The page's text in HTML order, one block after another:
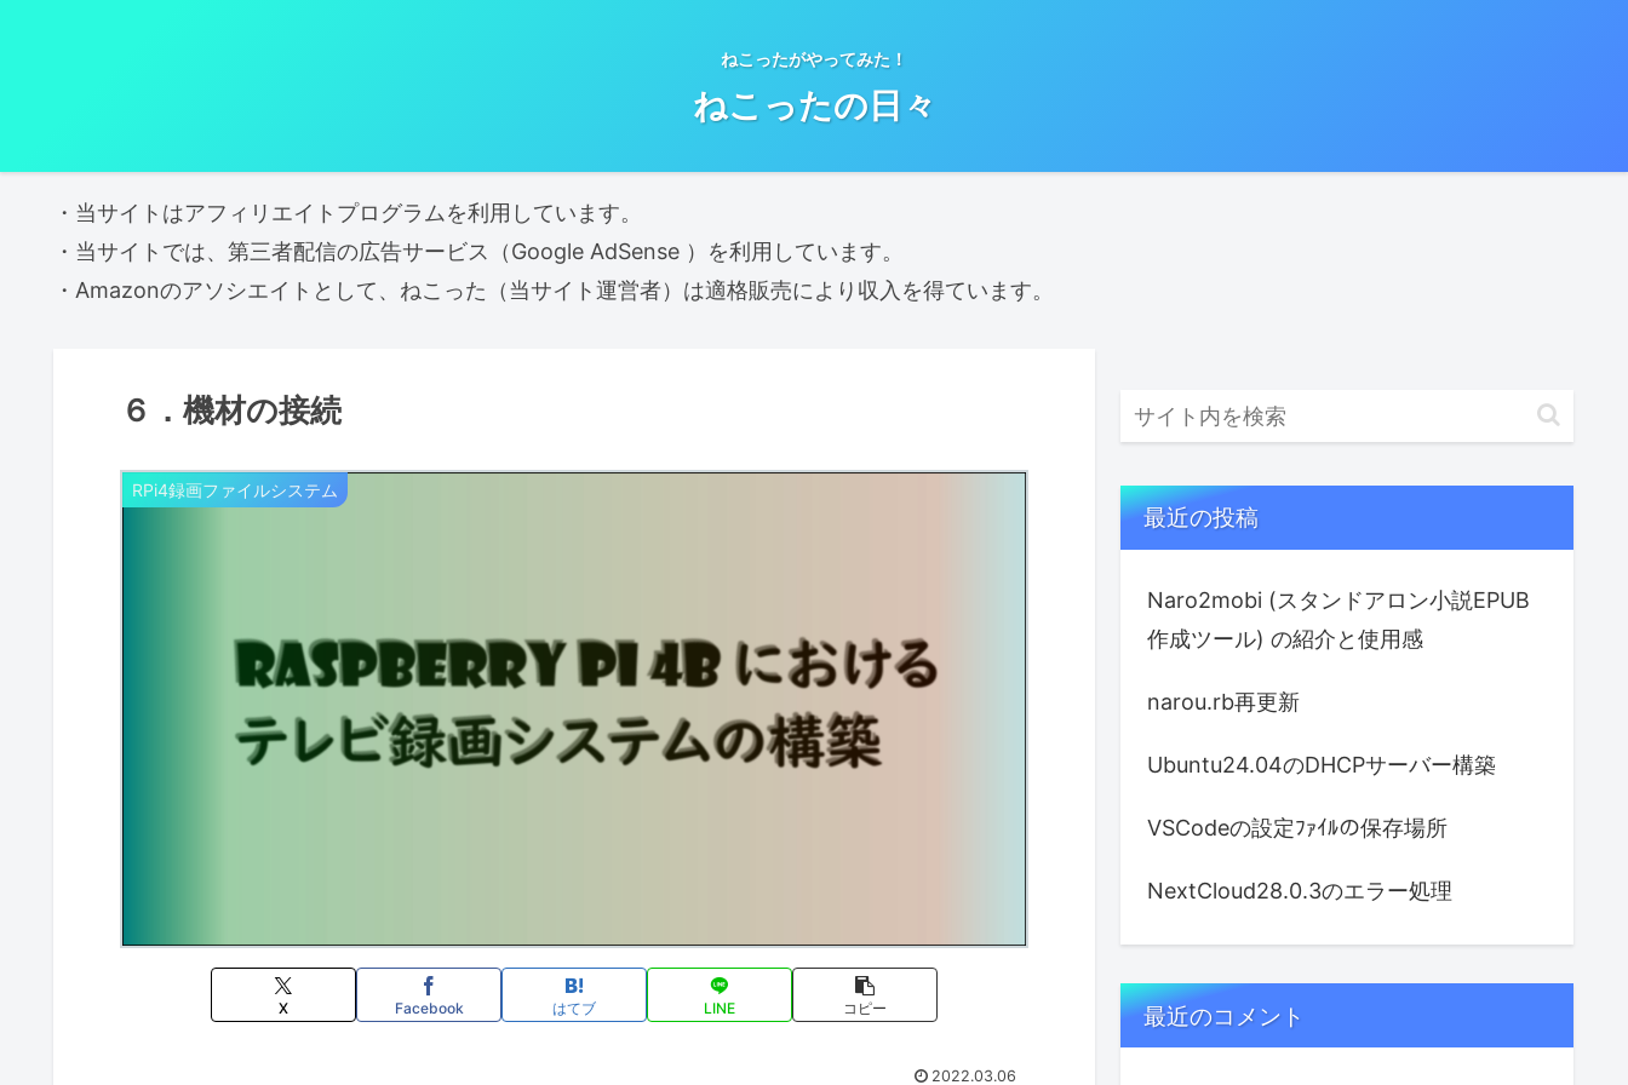
ねこったがやってみた！
ねこったの日々
・当サイトはアフィリエイトプログラムを利用しています。
・当サイトでは、第三者配信の広告サービス（Google AdSense ）を利用しています。
・Amazonのアソシエイトとして、ねこった（当サイト運営者）は適格販売により収入を得ています。
６．機材の接続
RPi4録画ファイルシステム
X Facebook はてブ LINE コピー
2022.03.06
最近の投稿
Naro2mobi (スタンドアロン小説EPUB
作成ツール) の紹介と使用感
narou.rb再更新
Ubuntu24.04のDHCPサーバー構築
VSCodeの設定ﾌｧｲﾙの保存場所
NextCloud28.0.3のエラー処理
最近のコメント